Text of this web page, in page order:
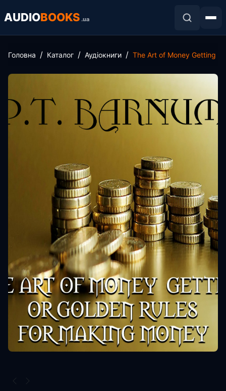
AUDIOBOOKS .ua
Головна Каталог Аудіокниги The Art of Money Getting